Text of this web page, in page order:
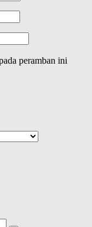
peramban ini